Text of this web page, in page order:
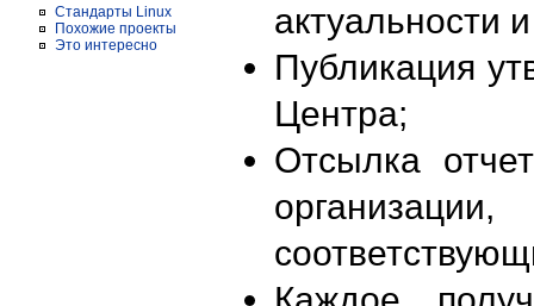
Стандарты Linux
Похожие проекты
Это интересно
актуальности
Публикация
Центра;
Отсылка